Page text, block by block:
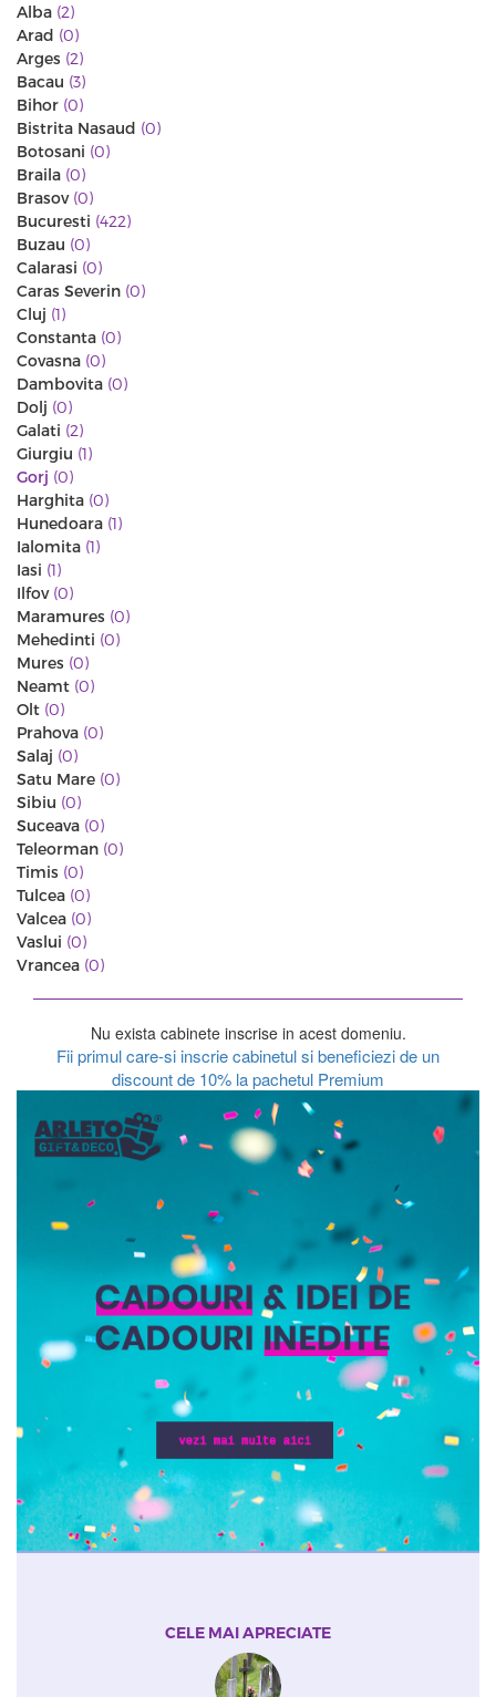
Alba (2)
Arad (0)
Arges (2)
Bacau (3)
Bihor (0)
Bistrita Nasaud (0)
Botosani (0)
Braila (0)
Brasov (0)
Bucuresti (422)
Buzau (0)
Calarasi (0)
Caras Severin (0)
Cluj (1)
Constanta (0)
Covasna (0)
Dambovita (0)
Dolj (0)
Galati (2)
Giurgiu (1)
Gorj (0)
Harghita (0)
Hunedoara (1)
Ialomita (1)
Iasi (1)
Ilfov (0)
Maramures (0)
Mehedinti (0)
Mures (0)
Neamt (0)
Olt (0)
Prahova (0)
Salaj (0)
Satu Mare (0)
Sibiu (0)
Suceava (0)
Teleorman (0)
Timis (0)
Tulcea (0)
Valcea (0)
Vaslui (0)
Vrancea (0)
Nu exista cabinete inscrise in acest domeniu.
Fii primul care-si inscrie cabinetul si beneficiezi de un
discount de 10% la pachetul Premium
CELE MAI APRECIATE